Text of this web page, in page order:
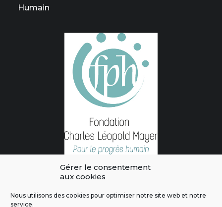
Gérer le consentement
aux cookies
Nous utilisons des cookies pour optimiser notre site web et notre
service.
Humain